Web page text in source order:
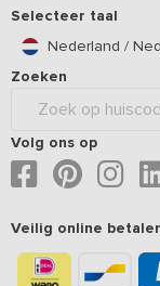
Selecteer taal
Nederland /
Zoeken
Volg ons op
Veilig online